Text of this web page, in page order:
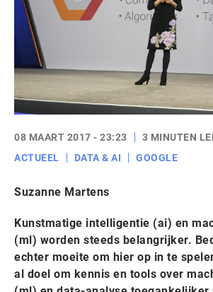
08 MAART 2017 - 23:23
3 MINUTEN
ACTUEEL
DATA & AI GOOGLE
Suzanne Martens
Kunstmatige intelligentie (ai) en
(ml) worden steeds belangrijker.
echter moeite om hier op in te
al doel om kennis en tools over